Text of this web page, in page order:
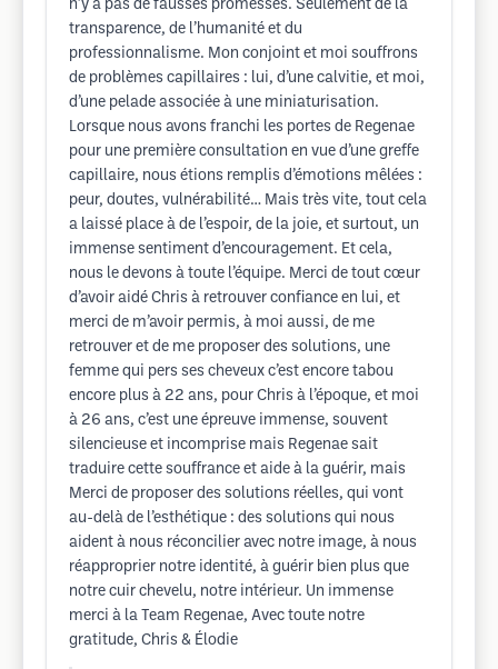
n’y a pas de fausses promesses. Seulement de la
transparence, de l’humanité et du
professionnalisme. Mon conjoint et moi souffrons
de problèmes capillaires : lui, d’une calvitie, et moi,
d’une pelade associée à une miniaturisation.
Lorsque nous avons franchi les portes de Regenae
pour une première consultation en vue d’une greffe
capillaire, nous étions remplis d’émotions mêlées :
peur, doutes, vulnérabilité… Mais très vite, tout cela
a laissé place à de l’espoir, de la joie, et surtout, un
immense sentiment d’encouragement. Et cela,
nous le devons à toute l’équipe. Merci de tout cœur
d’avoir aidé Chris à retrouver confiance en lui, et
merci de m’avoir permis, à moi aussi, de me
retrouver et de me proposer des solutions, une
femme qui pers ses cheveux c’est encore tabou
encore plus à 22 ans, pour Chris à l’époque, et moi
à 26 ans, c’est une épreuve immense, souvent
silencieuse et incomprise mais Regenae sait
traduire cette souffrance et aide à la guérir, mais
Merci de proposer des solutions réelles, qui vont
au-delà de l’esthétique : des solutions qui nous
aident à nous réconcilier avec notre image, à nous
réapproprier notre identité, à guérir bien plus que
notre cuir chevelu, notre intérieur. Un immense
merci à la Team Regenae, Avec toute notre
gratitude, Chris & Élodie